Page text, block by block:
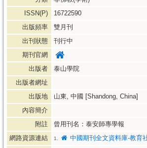
ISSN(P)
16722590
出版頻率
雙月刊
出刊狀態
刊行中
期刊官網
出版者
泰山學院
出版者網址
出版地
山東, 中國 [Shandong, China]
內容簡介
附註
曾用刊名：泰安師專學報
網路資源連結
1. 中國期刊全文資料庫-教育